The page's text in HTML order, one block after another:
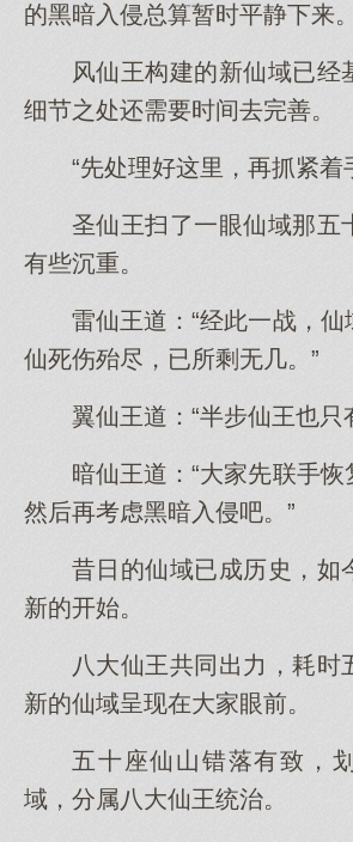
的黑暗入侵总算暂时平静下来。
风仙王构建的新仙域已经
细节之处还需要时间去完善。
“先处理好这里，再抓紧着
圣仙王扫了一眼仙域那五
有些沉重。
雷仙王道：“经此一战，
仙死伤殆尽，已所剩无几。”
翼仙王道：“半步仙王也只
暗仙王道：“大家先联手恢
然后再考虑黑暗入侵吧。”
昔日的仙域已成历史，如
新的开始。
八大仙王共同出力，耗时
新的仙域呈现在大家眼前。
五十座仙山错落有致，
域，分属八大仙王统治。